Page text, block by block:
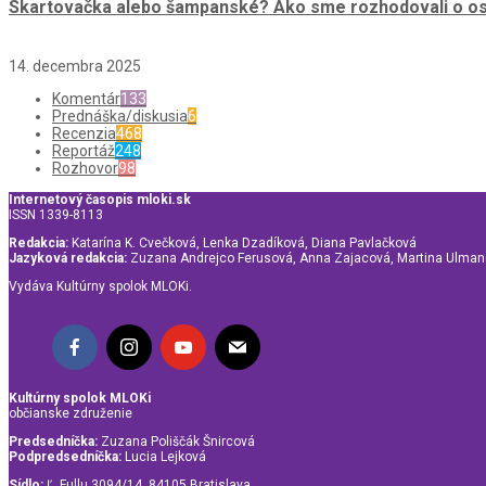
Skartovačka alebo šampanské? Ako sme rozhodovali o
14. decembra 2025
Komentár133
Prednáška/diskusia6
Recenzia468
Reportáž248
Rozhovor98
Internetový časopis mloki.sk
ISSN 1339-8113
Redakcia: Katarína K. Cvečková, Lenka Dzadíková, Diana Pavlačková
Jazyková redakcia: Zuzana Andrejco Ferusová, Anna Zajacová, Martina
Vydáva Kultúrny spolok MLOKi.
Kultúrny spolok MLOKi
občianske združenie
Predsedníčka: Zuzana Poliščák Šnircová
Podpredsedníčka: Lucia Lejková